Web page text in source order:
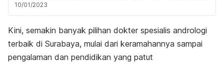
10/01/2023
Kini, semakin banyak pilihan dokter spesialis andrologi
terbaik di Surabaya, mulai dari keramahannya sampai
pengalaman dan pendidikan yang patut